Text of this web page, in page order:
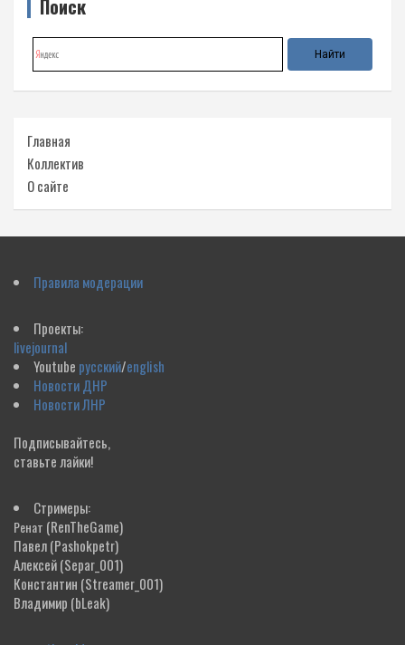
Поиск
Главная
Коллектив
О сайте
Правила модерации
Проекты:
livejournal
Youtube русский/english
Новости ДНР
Новости ЛНР
Подписывайтесь,
ставьте лайки!
Стримеры:
Ренат (RenTheGame)
Павел(Pashokpetr)
Алексей(Separ_001)
Константин (Streamer_001)
Владимир (bLeak)